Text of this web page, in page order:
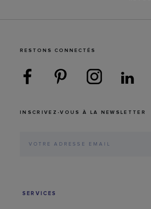
RESTONS CONNECTÉS
INSCRIVEZ-VOUS À LA NEWSLETTER
SERVICES